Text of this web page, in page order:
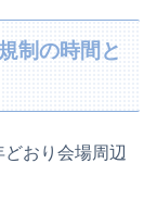
制の時間と
おり会場周辺